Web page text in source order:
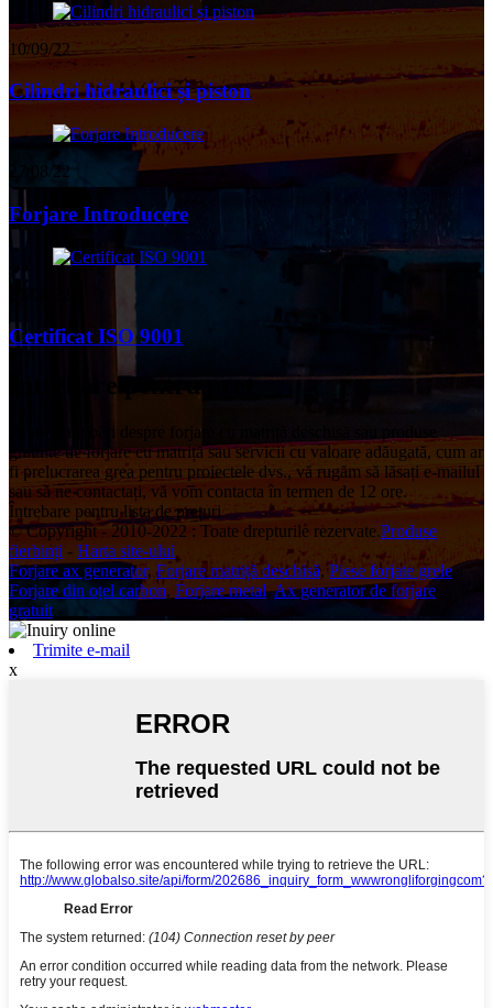
10/09/22
Cilindri hidraulici și piston
27/08/22
Forjare Introducere
Certificat ISO 9001
Întrebare pentru preț
Pentru întrebări despre forjare cu matriță deschisă sau produse
gratuite de forjare cu matriță sau servicii cu valoare adăugată, cum ar
fi prelucrarea grea pentru proiectele dvs., vă rugăm să lăsați e-mailul
sau să ne contactați, vă vom contacta în termen de 12 ore.
Întrebare pentru lista de prețuri
© Copyright - 2010-2022 : Toate drepturile rezervate.Produse
fierbinți - Harta site-ului
Forjare ax generator, Forjare matriță deschisă,Piese forjate grele,
Forjare din oțel carbon, Forjare metal,Ax generator de forjare
gratuit,
Trimite e-mail
x